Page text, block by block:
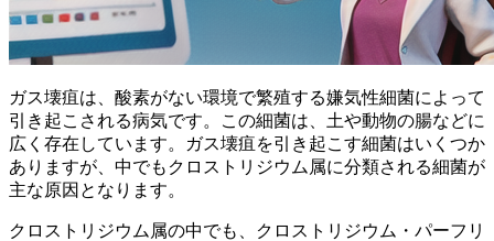
ガス壊疽は、 酸素がない環境で繁殖する嫌気性細菌によって
引き起こされる病気です。この細菌は、土や動物の腸などに
広く存在しています。ガス壊疽を引き起こす細菌はいくつか
ありますが、中でもクロストリジウム属に分類される細菌が
主な原因となります。
クロストリジウム属の中でも、
クロストリジウム・パーフリ